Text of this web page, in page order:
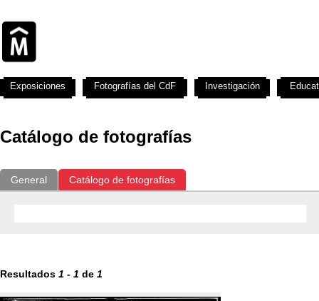
Catálogo de fotografías
General Catálogo de fotografías
Resultados 1 - 1 de 1
Exposiciones Fotografías del CdF Investigación